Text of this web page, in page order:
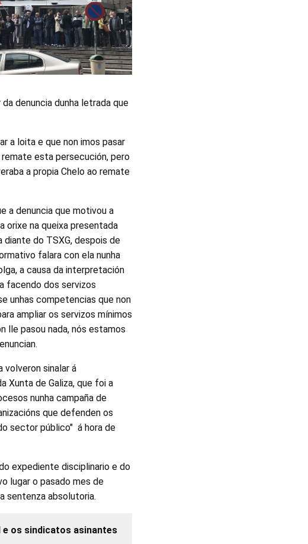
denuncia dunha letrada que
a loita e que non imos pasar
esta persecución, pero
a propia Chelo ao remate
a denuncia que motivou a
orixe na queixa presentada
diante do TSXG, despois de
falara con ela nunha
a causa da interpretación
facendo dos servizos
unhas competencias que non
ampliar os servizos mínimos
lle pasou nada, nós estamos
volveron sinalar á
Xunta de Galiza, que foi a
nunha campaña de
que defenden os
sector público" á hora de
expediente disciplinario e do
lugar o pasado mes de
sentenza absolutoria.
e os sindicatos asinantes